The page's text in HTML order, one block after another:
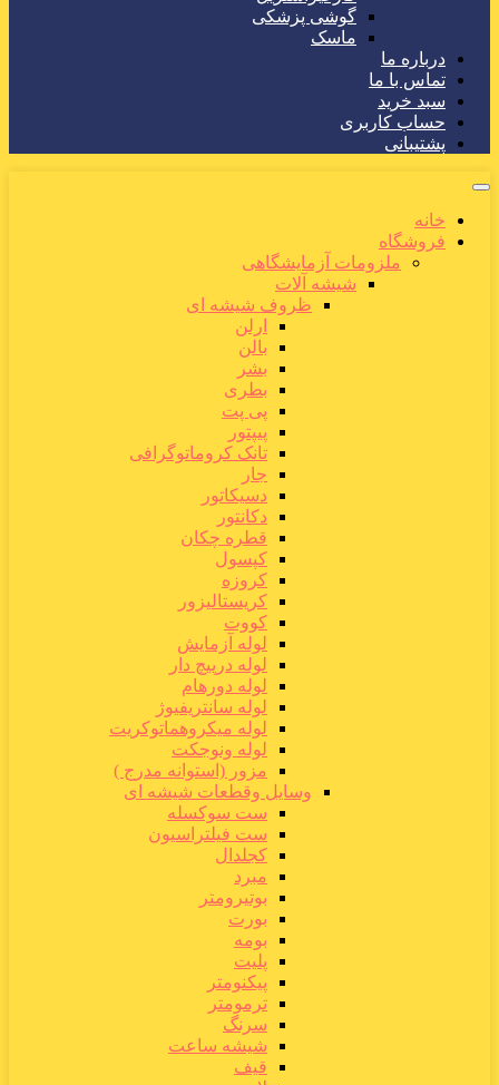
گوشی پزشکی
ماسک
درباره ما
تماس با ما
سبد خرید
حساب کاربری
پشتیبانی
خانه
فروشگاه
ملزومات آزمایشگاهی
شیشه آلات
ظروف شیشه ای
ارلن
بالن
بشر
بطری
پی پت
پیپتور
تانک کروماتوگرافی
جار
دسیکاتور
دکانتور
قطره چکان
کپسول
کروزه
کریستالیزور
کووت
لوله آزمایش
لوله درپیچ دار
لوله دورهام
لوله سانتریفیوژ
لوله میکروهماتوکریت
لوله ونوجکت
مزور (استوانه مدرج )
وسایل وقطعات شیشه ای
ست سوکسله
ست فیلتراسیون
کجلدال
مبرد
بوتیرومتر
بورت
بومه
پلیت
پیکنومتر
ترمومتر
سرنگ
شیشه ساعت
قیف